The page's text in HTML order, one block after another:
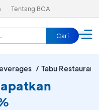
Tentang BCA
Cari
Tabu Restaurant